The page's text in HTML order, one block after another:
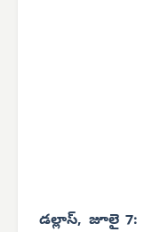
డల్లాస్, జూలై 7: